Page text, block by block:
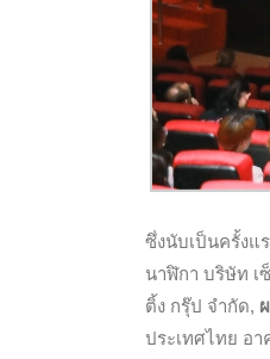
ซึ่งนับเป็นครั้งแ
นาฬิกา บริษัท เ
ติ้ง กรุ๊ป จำกัด,
ประเทศไทย อ